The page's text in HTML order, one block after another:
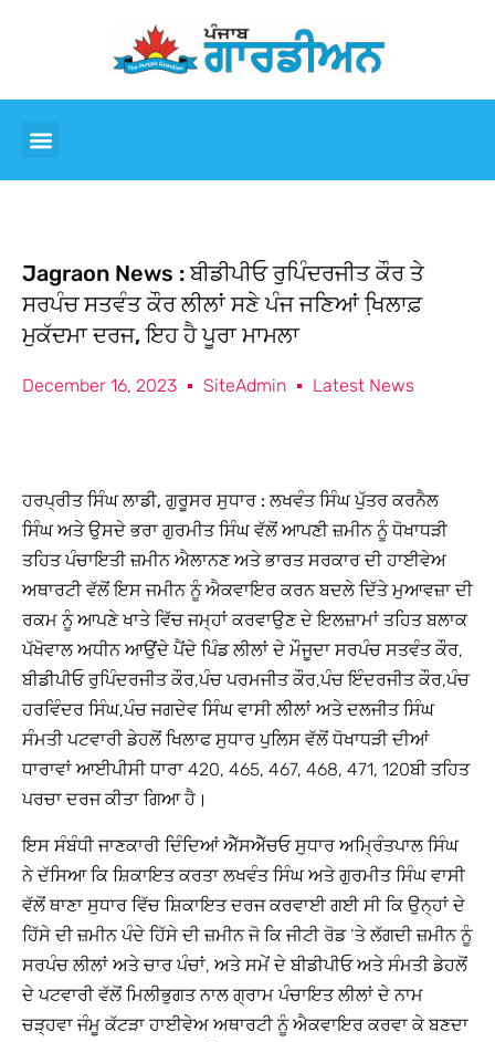
Jagraon News : ਬੀਡੀਪੀਓ ਰੁਪਿੰਦਰਜੀਤ ਕੌਰ ਤੇ
ਸਰਪੰਚ ਸਤਵੰਤ ਕੌਰ ਲੀਲਾਂ ਸਣੇ ਪੰਜ ਜਣਿਆਂ ਖਿ਼ਲਾਫ਼
ਮੁਕੱਦਮਾ ਦਰਜ, ਇਹ ਹੈ ਪੂਰਾ ਮਾਮਲਾ
December 16, 2023 SiteAdmin Latest News
ਹਰਪ੍ਰੀਤ ਸਿੰਘ ਲਾਡੀ, ਗੁਰੂਸਰ ਸੁਧਾਰ : ਲਖਵੰਤ ਸਿੰਘ ਪੁੱਤਰ ਕਰਨੈਲ
ਸਿੰਘ ਅਤੇ ਉਸਦੇ ਭਰਾ ਗੁਰਮੀਤ ਸਿੰਘ ਵੱਲੋਂ ਆਪਣੀ ਜ਼ਮੀਨ ਨੂੰ ਧੋਖਾਧੜੀ
ਤਹਿਤ ਪੰਚਾਇਤੀ ਜ਼ਮੀਨ ਐਲਾਨਣ ਅਤੇ ਭਾਰਤ ਸਰਕਾਰ ਦੀ ਹਾਈਵੇਅ
ਅਥਾਰਟੀ ਵੱਲੋਂ ਇਸ ਜਮੀਨ ਨੂੰ ਐਕਵਾਇਰ ਕਰਨ ਬਦਲੇ ਦਿੱਤੇ ਮੁਆਵਜ਼ਾ ਦੀ
ਰਕਮ ਨੂੰ ਆਪਣੇ ਖਾਤੇ ਵਿੱਚ ਜਮ੍ਹਾਂ ਕਰਵਾਉਣ ਦੇ ਇਲਜ਼ਾਮਾਂ ਤਹਿਤ ਬਲਾਕ
ਪੱਖੋਵਾਲ ਅਧੀਨ ਆਉਂਦੇ ਪੈਂਦੇ ਪਿੰਡ ਲੀਲਾਂ ਦੇ ਮੌਜੂਦਾ ਸਰਪੰਚ ਸਤਵੰਤ ਕੌਰ,
ਬੀਡੀਪੀਓ ਰੁਪਿੰਦਰਜੀਤ ਕੌਰ,ਪੰਚ ਪਰਮਜੀਤ ਕੌਰ,ਪੰਚ ਇੰਦਰਜੀਤ ਕੌਰ,ਪੰਚ
ਹਰਵਿੰਦਰ ਸਿੰਘ,ਪੰਚ ਜਗਦੇਵ ਸਿੰਘ ਵਾਸੀ ਲੀਲਾਂ ਅਤੇ ਦਲਜੀਤ ਸਿੰਘ
ਸੰਮਤੀ ਪਟਵਾਰੀ ਡੇਹਲੋਂ ਖਿਲਾਫ ਸੁਧਾਰ ਪੁਲਿਸ ਵੱਲੋਂ ਧੋਖਾਧੜੀ ਦੀਆਂ
ਧਾਰਾਵਾਂ ਆਈਪੀਸੀ ਧਾਰਾ 420, 465, 467, 468, 471, 120ਬੀ ਤਹਿਤ
ਪਰਚਾ ਦਰਜ ਕੀਤਾ ਗਿਆ ਹੈ।
ਇਸ ਸੰਬੰਧੀ ਜਾਣਕਾਰੀ ਦਿੰਦਿਆਂ ਐੱਸਐੱਚਓ ਸੁਧਾਰ ਅਮ੍ਰਿੰਤਪਾਲ ਸਿੰਘ
ਨੇ ਦੱਸਿਆ ਕਿ ਸ਼ਿਕਾਇਤ ਕਰਤਾ ਲਖਵੰਤ ਸਿੰਘ ਅਤੇ ਗੁਰਮੀਤ ਸਿੰਘ ਵਾਸੀ
ਵੱਲੋਂ ਥਾਣਾ ਸੁਧਾਰ ਵਿੱਚ ਸ਼ਿਕਾਇਤ ਦਰਜ ਕਰਵਾਈ ਗਈ ਸੀ ਕਿ ਉਨ੍ਹਾਂ ਦੇ
ਹਿੱਸੇ ਦੀ ਜ਼ਮੀਨ ਪੰਦੇ ਹਿੱਸੇ ਦੀ ਜ਼ਮੀਨ ਜੋ ਕਿ ਜੀਟੀ ਰੋਡ ‘ਤੇ ਲੱਗਦੀ ਜ਼ਮੀਨ ਨੂੰ
ਸਰਪੰਚ ਲੀਲਾਂ ਅਤੇ ਚਾਰ ਪੰਚਾਂ, ਅਤੇ ਸਮੇਂ ਦੇ ਬੀਡੀਪੀਓ ਅਤੇ ਸੰਮਤੀ ਡੇਹਲੋਂ
ਦੇ ਪਟਵਾਰੀ ਵੱਲੋਂ ਮਿਲੀਭੁਗਤ ਨਾਲ ਗ੍ਰਾਮ ਪੰਚਾਇਤ ਲੀਲਾਂ ਦੇ ਨਾਮ
ਚੜ੍ਹਵਾ ਜੰਮੂ ਕੱਟੜਾ ਹਾਈਵੇਅ ਅਥਾਰਟੀ ਨੂੰ ਐਕਵਾਇਰ ਕਰਵਾ ਕੇ ਬਣਦਾ